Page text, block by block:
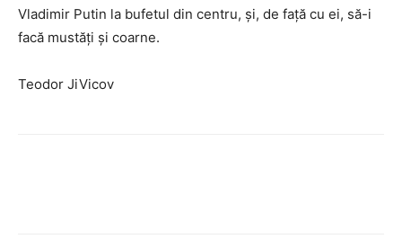
Vladimir Putin la bufetul din centru, şi, de faţă cu ei, să-i
facă mustăţi şi coarne.
Teodor JiVicov